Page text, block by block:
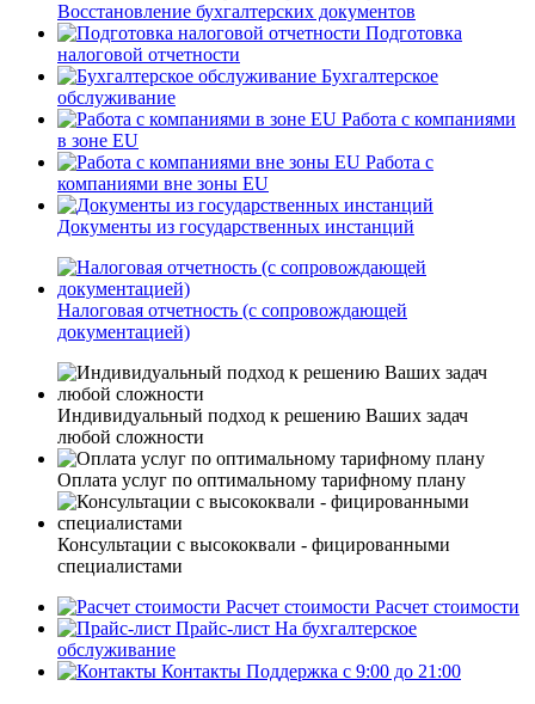
Восстановление бухгалтерских документов
Подготовка
налоговой отчетности
Бухгалтерское
обслуживание
Работа с компаниями
в зоне ЕU
Работа с
компаниями вне зоны EU
Документы из государственных инстанций
Налоговая отчетность (с сопровождающей
документацией)
Индивидуальный подход к решению Ваших задач
любой сложности
Оплата услуг по оптимальному тарифному плану
Консультации с высококвали - фицированными
специалистами
Расчет стоимости Расчет стоимости
Прайс-лист На бухгалтерское
обслуживание
Контакты Поддержка с 9:00 до 21:00